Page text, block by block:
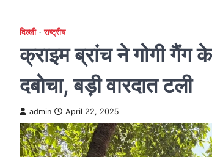
दिल्ली राष्ट्रीय
क्राइम ब्रांच ने गोगी गैंग
दबोचा, बड़ी वारदात टली
admin April 22, 2025